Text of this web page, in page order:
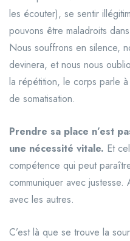
les écouter), se sentir
pouvons être maladroits
Nous souffrons en silence,
devinera, et nous nous
la répétition, le corps parle
de somatisation.
Prendre sa place n’est
une nécessité vitale. Et
compétence qui peut
communiquer avec justesse.
avec les autres.
C’est là que se trouve la